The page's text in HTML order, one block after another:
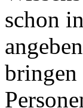
schon
bringen